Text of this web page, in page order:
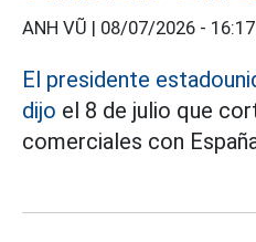
ANH VŨ | 08/07/2026 - 16:17
El presidente
dijo el 8 de julio que
comerciales con